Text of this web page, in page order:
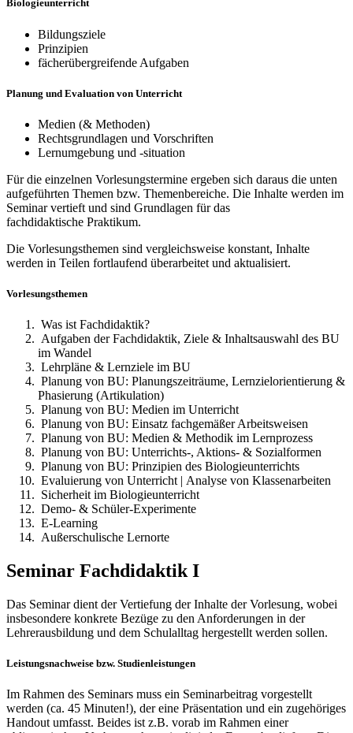
Biologieunterricht
Bildungsziele
Prinzipien
fächerübergreifende Aufgaben
Planung und Evaluation von Unterricht
Medien (& Methoden)
Rechtsgrundlagen und Vorschriften
Lernumgebung und -situation
Für die einzelnen Vorlesungstermine ergeben sich daraus die unten
aufgeführten Themen bzw. Themenbereiche. Die Inhalte werden im
Seminar vertieft und sind Grundlagen für das
fachdidaktische Praktikum.
Die Vorlesungsthemen sind vergleichsweise konstant, Inhalte
werden in Teilen fortlaufend überarbeitet und aktualisiert.
Vorlesungsthemen
Was ist Fachdidaktik?
Aufgaben der Fachdidaktik, Ziele & Inhaltsauswahl des BU
im Wandel
Lehrpläne & Lernziele im BU
Planung von BU: Planungszeiträume, Lernzielorientierung &
Phasierung (Artikulation)
Planung von BU: Medien im Unterricht
Planung von BU: Einsatz fachgemäßer Arbeitsweisen
Planung von BU: Medien & Methodik im Lernprozess
Planung von BU: Unterrichts-, Aktions- & Sozialformen
Planung von BU: Prinzipien des Biologieunterrichts
Evaluierung von Unterricht | Analyse von Klassenarbeiten
Sicherheit im Biologieunterricht
Demo- & Schüler-Experimente
E-Learning
Außerschulische Lernorte
Seminar Fachdidaktik I
Das Seminar dient der Vertiefung der Inhalte der Vorlesung, wobei
insbesondere konkrete Bezüge zu den Anforderungen in der
Lehrerausbildung und dem Schulalltag hergestellt werden sollen.
Leistungsnachweise bzw. Studienleistungen
Im Rahmen des Seminars muss ein Seminarbeitrag vorgestellt
werden (ca. 45 Minuten!), der eine Präsentation und ein zugehöriges
Handout umfasst. Beides ist z.B. vorab im Rahmen einer